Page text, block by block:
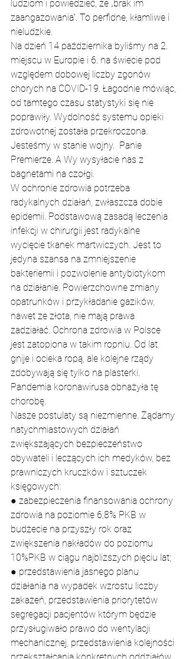
ludziom i powiedzieć, że „brak im
zaangażowania”. To perfidne, kłamliwe i
nieludzkie.
Na dzień 14 października byliśmy na 2.
miejscu w Europie i 6. na świecie pod
względem dobowej liczby zgonów
chorych na COVID-19. Łagodnie mówiąc,
od tamtego czasu statystyki się nie
poprawiły. Wydolność systemu opieki
zdrowotnej została przekroczona.
Jesteśmy w stanie wojny.  Panie
Premierze. A Wy wysyłacie nas z
bagnetami na czołgi.
W ochronie zdrowia potrzeba
radykalnych działań, zwłaszcza dobie
epidemii. Podstawową zasadą leczenia
infekcji w chirurgii jest radykalne
wycięcie tkanek martwiczych. Jest to
jedyna szansa na zmniejszenie
bakteriemii i pozwolenie antybiotykom
na działanie. Powierzchowne zmiany
opatrunków i przykładanie gazików,
nawet ze złota, nie mają prawa
zadziałać. Ochrona zdrowia w Polsce
jest zatopiona w takim ropniu. Od lat
gnije i ocieka ropą, ale kolejne rządy
zdobywają się tylko na plasterki.
Pandemia koronawirusa obnażyła tę
chorobę.
Nasze postulaty są niezmienne. Żądamy
natychmiastowych działań
zwiększających bezpieczeństwo
obywateli i leczących ich medyków, bez
prawniczych kruczków i sztuczek
księgowych:
● zabezpieczenia finansowania ochrony
zdrowia na poziomie 6,8% PKB w
budżecie na przyszły rok oraz
zwiększenia nakładów do poziomu
10%PKB w ciągu najbliższych pięciu lat;
● przedstawienia jasnego planu
działania na wypadek wzrostu liczby
zakażeń, przedstawienia priorytetów
segregacji pacjentów którym będzie
przysługiwało prawo do wentylacji
mechanicznej, przedstawienia kolejności